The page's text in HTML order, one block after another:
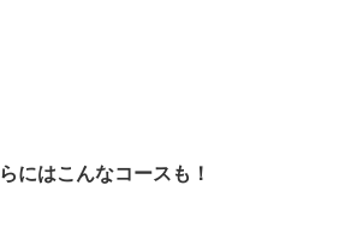
らにはこんなコースも！